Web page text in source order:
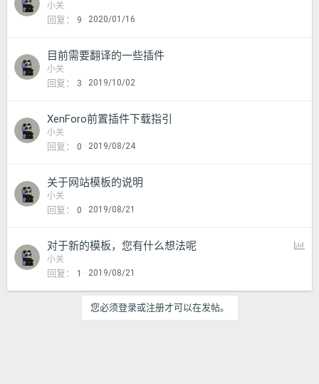
小关
回复 9 2020/01/16
目前需要翻译的一些插件
小关
回复 3 2019/10/02
XenForo前置插件下载指引
小关
回复 0 2019/08/24
关于网站模板的说明
小关
回复 0 2019/08/21
对于新的模板，您有什么想法呢
小关
回复 1 2019/08/21
您必须登录或注册才可以在发帖。